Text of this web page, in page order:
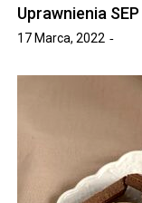
Uprawnienia
17 Marca, 2022